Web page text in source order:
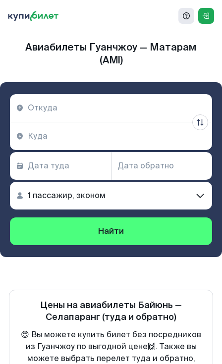
Авиабилеты Гуанчжоу — Матарам
(AMI)
Найти
Цены на авиабилеты Байюнь —
Селапаранг (туда и обратно)
😍 Вы можете купить билет без посредников
из Гуанчжоу по выгодной цене🙌. Также вы
можете выбрать перелет туда и обратно,